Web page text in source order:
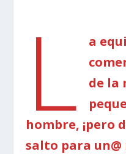
L
a
de la
hombre, ¡pero
salto para